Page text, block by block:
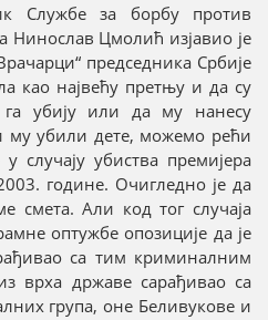
Службе за борбу против
Нинослав Цмолић изјавио је
председника Србије
као највећу претњу и да су
убију или да му нанесу
му убили дете, можемо рећи
случају убиства премијера
године. Очигледно је да
смета. Али код тог случаја
оптужбе опозиције да је
са тим криминалним
врха државе сарађивао са
група, оне Беливукове и